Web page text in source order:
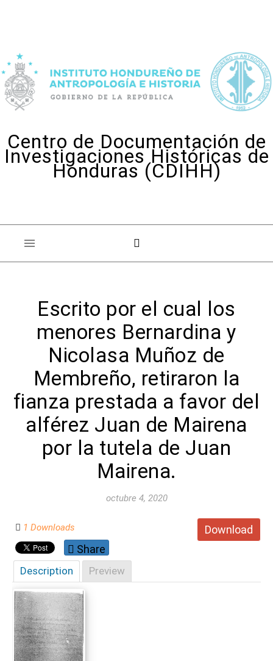
Centro de Documentación de
Investigaciones Históricas de
Honduras (CDIHH)
Escrito por el cual los
menores Bernardina y
Nicolasa Muñoz de
Membreño, retiraron la
fianza prestada a favor del
alférez Juan de Mairena
por la tutela de Juan
Mairena.
octubre 4, 2020
Download
1 Downloads
Share
Description Preview